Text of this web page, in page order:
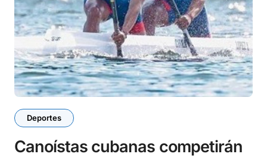
Deportes
Canoístas cubanas competirán